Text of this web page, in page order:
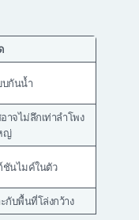
กันน้ำ
อาจไม่ลึกเท่าลำโพง
ญ่
ชันไมค์ในตัว
กับพื้นที่โล่งกว้าง